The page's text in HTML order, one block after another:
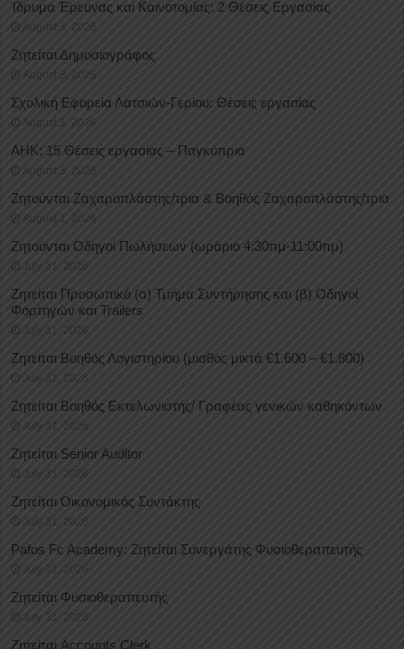
Ίδρυμα Έρευνας και Καινοτομίας: 2 Θέσεις Εργασίας
August 3, 2026
Ζητείται Δημοσιογράφος
August 3, 2026
Σχολική Εφορεία Λατσιών-Γερίου: Θέσεις εργασίας
August 3, 2026
ΑΗΚ: 15 Θέσεις εργασίας – Παγκύπρια
August 3, 2026
Ζητούνται Ζαχαροπλάστης/τρια & Βοηθός Ζαχαροπλάστης/τρια
August 1, 2026
Ζητούνται Οδηγοί Πωλήσεων (ωράριο 4:30πμ-11:00πμ)
July 31, 2026
Ζητείται Προσωπικό (α) Τμήμα Συντήρησης και (β) Οδηγοί
Φορτηγών και Trailers
July 31, 2026
Ζητείται Βοηθός Λογιστηρίου (μισθός μικτά €1.600 – €1.800)
July 31, 2026
Ζητείται Βοηθός Εκτελωνιστής/ Γραφέας γενικών καθηκόντων
July 31, 2026
Ζητείται Senior Auditor
July 31, 2026
Ζητείται Οικονομικός Συντάκτης
July 31, 2026
Pafos Fc Academy: Ζητείται Συνεργάτης Φυσιοθεραπευτής
July 31, 2026
Ζητείται Φυσιοθεραπευτής
July 31, 2026
Ζητείται Accounts Clerk